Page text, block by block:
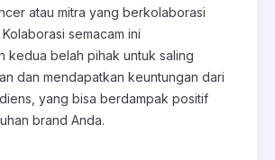
atau mitra yang berkolaborasi
semacam ini
kedua belah pihak untuk saling
dan mendapatkan keuntungan dari
yang bisa berdampak positif
brand Anda.